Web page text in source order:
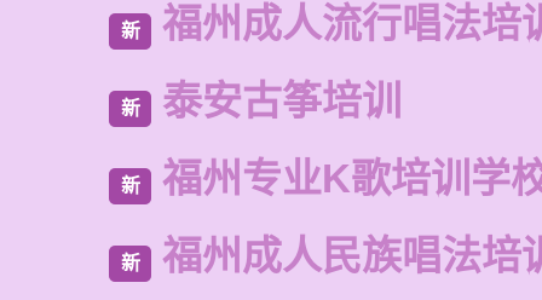
新 福州成人流行唱法培
新 泰安古筝培训
新 福州专业K歌培训学
新 福州成人民族唱法培